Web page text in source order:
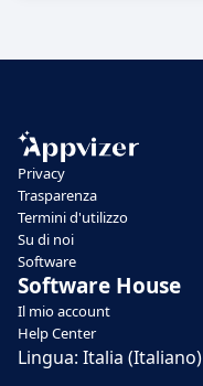
Privacy
Trasparenza
Termini d'utilizzo
Su di noi
Software
Software House
Il mio account
Help Center
Lingua: Italia (Italiano)